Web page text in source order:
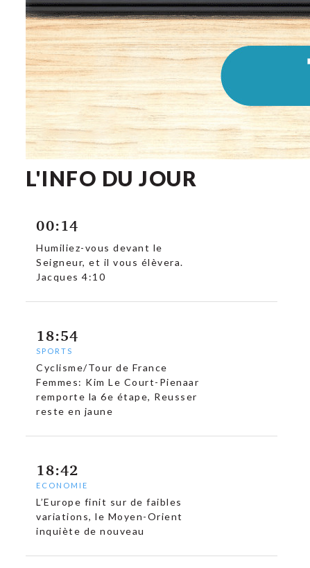
L'INFO DU JOUR
00:14
Humiliez-vous devant le
Seigneur, et il vous élèvera.
Jacques 4:10
18:54
SPORTS
Cyclisme/Tour de France
Femmes: Kim Le Court-Pienaar
remporte la 6e étape, Reusser
reste en jaune
18:42
ECONOMIE
L’Europe finit sur de faibles
variations, le Moyen-Orient
inquiète de nouveau